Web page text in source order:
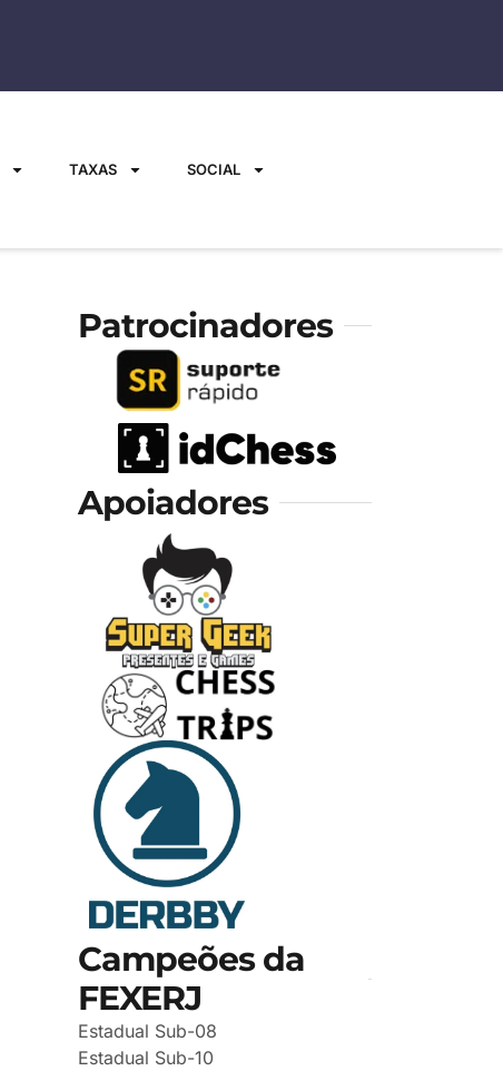
TAXAS SOCIAL
Patrocinadores
Apoiadores
Campeões da
FEXERJ
Estadual Sub-08
Estadual Sub-10